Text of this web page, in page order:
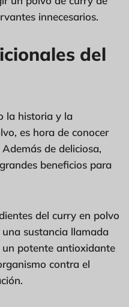
innecesarios.
del
la historia y la
es hora de conocer
de deliciosa,
beneficios para
del curry en polvo
sustancia llamada
un potente antioxidante
contra el